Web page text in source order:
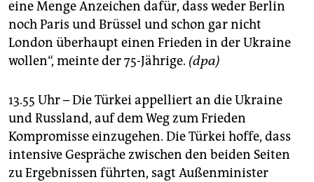
eine Menge Anzeichen dafür, dass weder Berlin
noch Paris und Brüssel und schon gar nicht
London überhaupt einen Frieden in der Ukraine
wollen“, meinte der 75-Jährige. (dpa)
13.55 Uhr – Die Türkei appelliert an die Ukraine
und Russland, auf dem Weg zum Frieden
Kompromisse einzugehen. Die Türkei hoffe, dass
intensive Gespräche zwischen den beiden Seiten
zu Ergebnissen führten, sagt Außenminister